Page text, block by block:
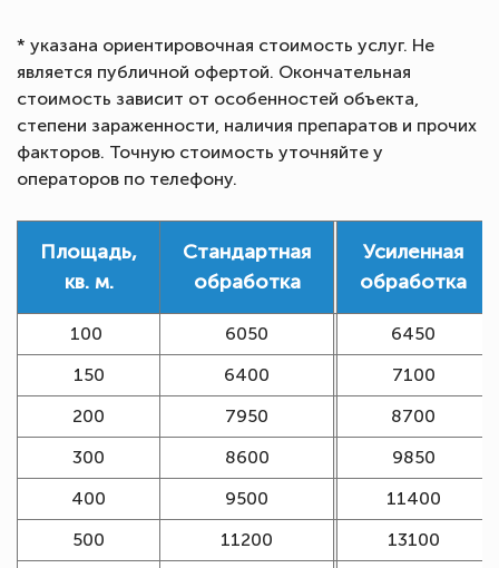
* указана ориентировочная стоимость услуг. Не
является публичной офертой. Окончательная
стоимость зависит от особенностей объекта,
степени зараженности, наличия препаратов и прочих
факторов. Точную стоимость уточняйте у
операторов по телефону.
Площадь,
кв. м.
Стандартная
обработка
Усиленная
обработка
100 6050
6450
150
6400
7100
200
7950
8700
300
8600
9850
400
9500
11400
500
11200
13100